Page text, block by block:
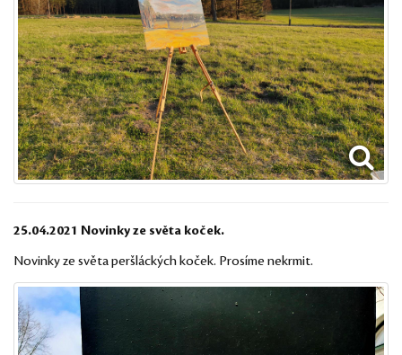
25.04.2021 Novinky ze světa koček.
Novinky ze světa peršláckých koček. Prosíme nekrmit.